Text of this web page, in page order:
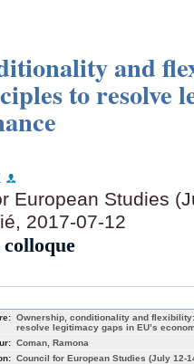
and
to resolve
European Studies
2017-07-12
Ownership, conditionality and
resolve legitimacy gaps in EU’s
Coman, Ramona
Council for European Studies (July 12-